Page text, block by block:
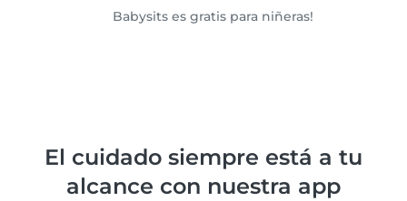
Babysits es gratis para niñeras!
El cuidado siempre está a tu
alcance con nuestra app